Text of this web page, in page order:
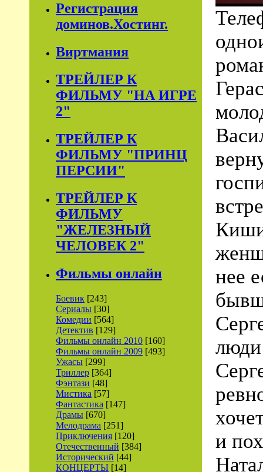
Регистрация
доминов.Хостинг.
Виртмания
ТРЕЙЛЕР К
ФИЛЬМУ "НА ИГРЕ
2"
ТРЕЙЛЕР К
ФИЛЬМУ "ПРИНЦ
ПЕРСИИ"
ТРЕЙЛЕР К
ФИЛЬМУ
"ЖЕЛЕЗНЫЙ
ЧЕЛОВЕК 2"
Фильмы онлайн
Боевик [243]
Сериалы [30]
Комедии [564]
Детектив [129]
Фильмы онлайн 2010 [160]
Фильмы онлайн 2009 [493]
Ужасы [299]
Триллер [364]
Фэнтази [48]
Мистика [57]
Фантастика [147]
Драмы [670]
Мелодрама [251]
Приключения [120]
Отечественный [384]
Исторический [44]
КОНЦЕРТЫ [14]
нее
и